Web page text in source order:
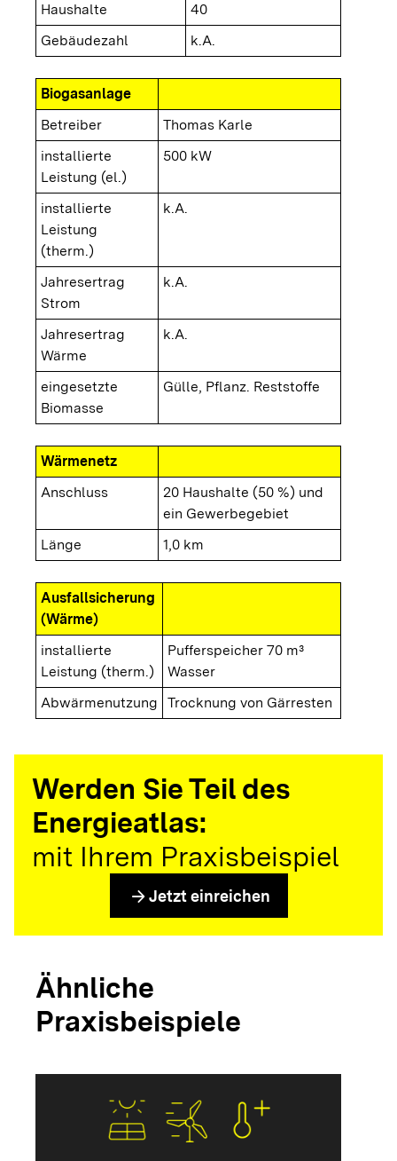
Haushalte
40
Gebäudezahl
k.A.
Biogasanlage
Betreiber
Thomas Karle
installierte
Leistung (el.)
500 kW
installierte
Leistung
(therm.)
k.A.
Jahresertrag
Strom
k.A.
Jahresertrag
Wärme
k.A.
eingesetzte
Biomasse
Gülle, Pflanz. Reststoffe
Wärmenetz
Anschluss
20 Haushalte (50 %) und
ein Gewerbegebiet
Länge
1,0 km
Ausfallsicherung
(Wärme)
installierte
Leistung (therm.)
Pufferspeicher 70 m³
Wasser
Abwärmenutzung
Trocknung von Gärresten
Werden Sie Teil des
Energieatlas:
mit Ihrem Praxisbeispiel
arrow_forward Jetzt einreichen
Ähnliche
Praxisbeispiele